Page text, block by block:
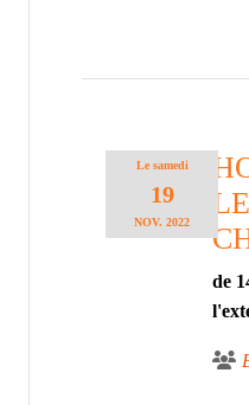
Le samedi
19
NOV. 2022
de